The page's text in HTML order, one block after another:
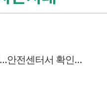
“펑~” 충돌 순간에도 멀쩡…안전센터서 확인한 中전기차 [해외현장]